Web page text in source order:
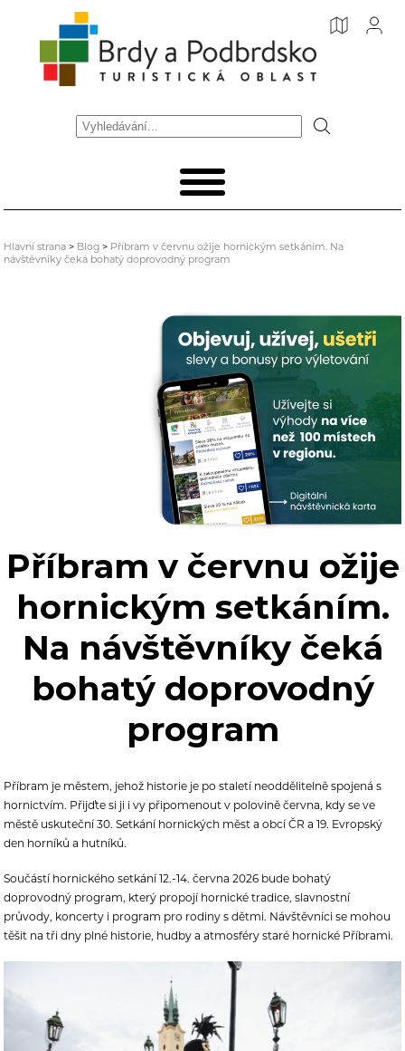
Hlavní strana > Blog > Příbram v červnu ožije hornickým setkáním. Na
návštěvníky čeká bohatý doprovodný program
Příbram v červnu ožije
hornickým setkáním.
Na návštěvníky čeká
bohatý doprovodný
program
Příbram je městem, jehož historie je po staletí neoddělitelně spojená s
hornictvím. Přijďte si ji i vy připomenout v polovině června, kdy se ve
městě uskuteční 30. Setkání hornických měst a obcí ČR a 19. Evropský
den horníků a hutníků.
Součástí hornického setkání 12.-14. června 2026 bude bohatý
doprovodný program, který propojí hornické tradice, slavnostní
průvody, koncerty i program pro rodiny s dětmi. Návštěvníci se mohou
těšit na tři dny plné historie, hudby a atmosféry staré hornické Příbrami.